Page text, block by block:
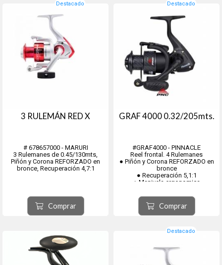
Destacado
3 RULEMÁN RED X
# 678657000 - MARURI
3 Rulemanes de 0.45/130mts,
Piñón y Corona REFORZADO en
bronce, Recuperación 4,7:1
Comprar
Destacado
GRAF 4000 0.32/205mts.
#GRAF4000 - PINNACLE
Reel frontal. 4 Rulemanes
● Piñón y Corona REFORZADO en
bronce
● Recuperación 5,1:1
● Manivela ergonomica
Comprar
Destacado